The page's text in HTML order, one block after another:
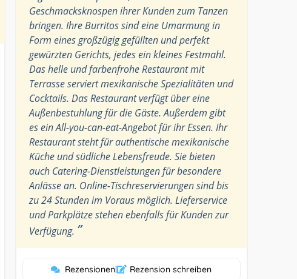
Geschmacksknospen ihrer Kunden zum Tanzen
bringen. Ihre Burritos sind eine Umarmung in
Form eines großzügig gefüllten und perfekt
gewürzten Gerichts, jedes ein kleines Festmahl.
Das helle und farbenfrohe Restaurant mit
Terrasse serviert mexikanische Spezialitäten und
Cocktails. Das Restaurant verfügt über eine
Außenbestuhlung für die Gäste. Außerdem gibt
es ein All-you-can-eat-Angebot für ihr Essen. Ihr
Restaurant steht für authentische mexikanische
Küche und südliche Lebensfreude. Sie bieten
auch Catering-Dienstleistungen für besondere
Anlässe an. Online-Tischreservierungen sind bis
zu 24 Stunden im Voraus möglich. Lieferservice
und Parkplätze stehen ebenfalls für Kunden zur
Verfügung. ”
Rezensionen| Rezension schreiben